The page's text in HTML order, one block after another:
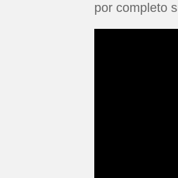
por completo